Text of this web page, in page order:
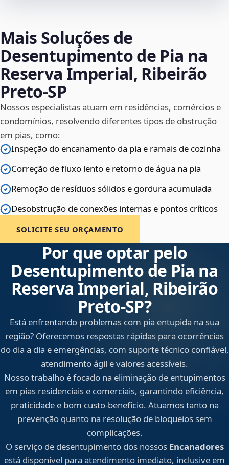
Mais Soluções de
Desentupimento de Pia na
Reserva Imperial, Ribeirão
Preto‑SP
Nossos especialistas atuam em residências, comércios e
condomínios, resolvendo diferentes tipos de obstrução
em pias, como:
Inspeção do encanamento da pia e ramais de cozinha
Correção de fluxo lento e retorno de água na pia
Remoção de resíduos sólidos e gordura acumulada
Desobstrução de conexões internas e pontos críticos
SOLICITE SEU ORÇAMENTO
Por que optar pelo
Desentupimento de Pia na
Reserva Imperial, Ribeirão
Preto‑SP?
Está enfrentando problemas com pia entupida na sua
região? Oferecemos respostas rápidas para ocorrências
do dia a dia e emergências, com suporte técnico confiável,
atendimento ágil e valores acessíveis.
Nosso trabalho é focado na eliminação de entupimentos
em pias residenciais e comerciais, garantindo eficiência,
praticidade e bom custo-benefício. Atuamos tanto na
prevenção quanto na resolução de bloqueios sem
complicações.
O serviço de desentupimento dos nossos Encanadores
está disponível para atendimento imediato, inclusive em